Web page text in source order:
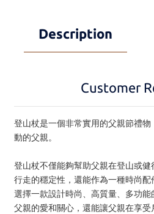
Description
Customer
登山杖是一個非常實用的父親節禮
動的父親。 ‌
登山杖不僅能夠幫助父親在登山或
行走的穩定性，‌還能作為一種時尚配
選擇一款設計時尚、高質量、多功
父親的愛和關心，‌還能讓父親在享